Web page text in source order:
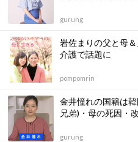
gurung
岩佐まりの父と母
介護で話題に
pompomrin
金井憧れの国籍は
兄弟)・母の死因・
gurung